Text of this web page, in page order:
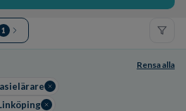
1
Rensa alla